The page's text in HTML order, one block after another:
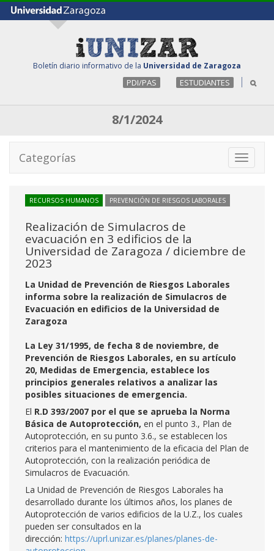
Boletín diario informativo de la Universidad de Zaragoza
PDI/PAS ESTUDIANTES
8/1/2024
Toggle
Categorías
RECURSOS HUMANOS PREVENCIÓN DE RIESGOS LABORALES
Realización de Simulacros de
evacuación en 3 edificios de la
Universidad de Zaragoza / diciembre de
2023
La Unidad de Prevención de Riesgos Laborales
informa sobre la realización de Simulacros de
Evacuación en edificios de la Universidad de
Zaragoza
La Ley 31/1995, de fecha 8 de noviembre, de
Prevención de Riesgos Laborales, en su artículo
20, Medidas de Emergencia, establece los
principios generales relativos a analizar las
posibles situaciones de emergencia.
El R.D 393/2007 por el que se aprueba la Norma
Básica de Autoprotección, en el punto 3., Plan de
Autoprotección, en su punto 3.6., se establecen los
criterios para el mantenimiento de la eficacia del Plan de
Autoprotección, con la realización periódica de
Simulacros de Evacuación.
La Unidad de Prevención de Riesgos Laborales ha
desarrollado durante los últimos años, los planes de
Autoprotección de varios edificios de la U.Z., los cuales
pueden ser consultados en la
dirección: https://uprl.unizar.es/planes/planes-de-